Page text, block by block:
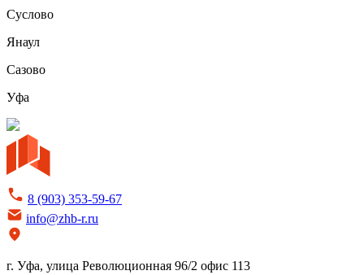
Суслово
Янаул
Сазово
Уфа
8 (903) 353-59-67
info@zhb-r.ru
г. Уфа, улица Революционная 96/2 офис 113